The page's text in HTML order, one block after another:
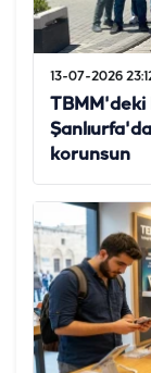
13-07-2026
TBMM'deki
korunsun